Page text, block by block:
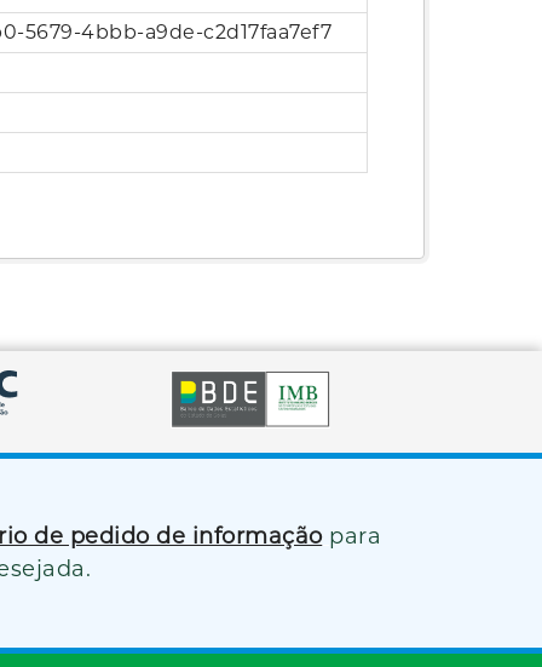
5679-4bbb-a9de-c2d17faa7ef7
de pedido de informação para